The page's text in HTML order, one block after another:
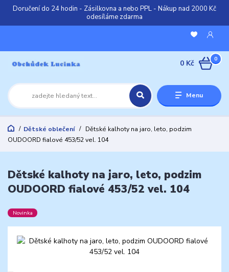
Doručení do 24 hodin - Zásilkovna a nebo PPL - Nákup nad 2000 Kč
odesíláme zdarma
Menu
0
0 Kč
Dětské oblečení
Dětské kalhoty na jaro, leto, podzim
OUDOORD fialové 453/52 vel. 104
Dětské kalhoty na jaro, leto, podzim
OUDOORD fialové 453/52 vel. 104
Novinka